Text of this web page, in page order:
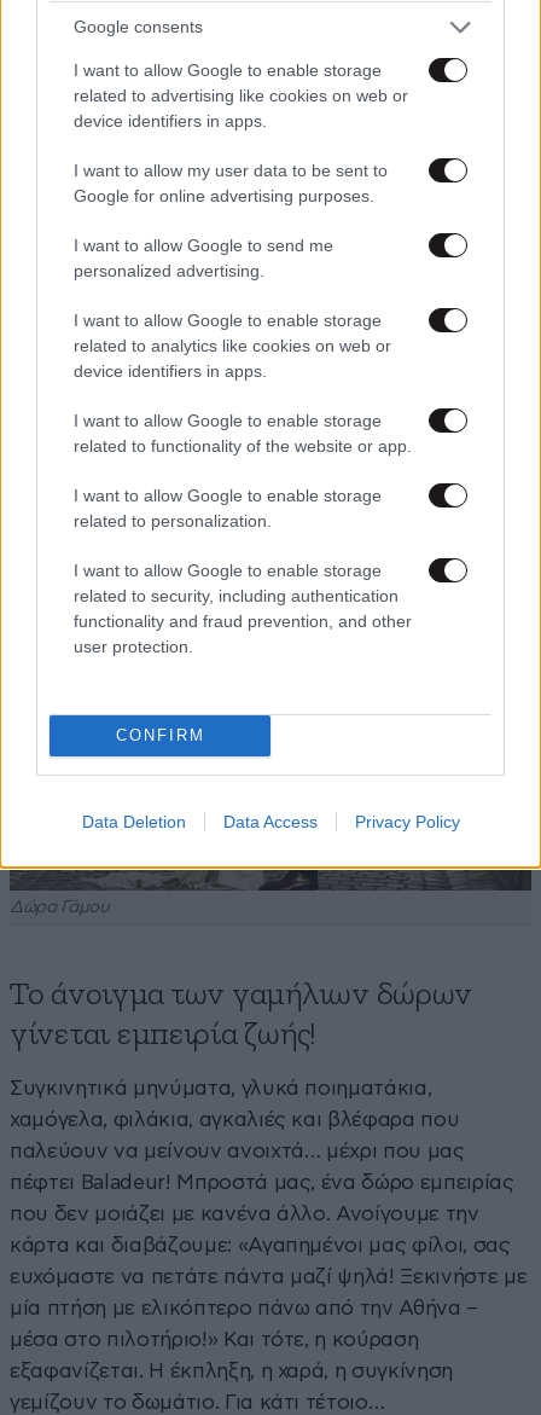
Google consents
I want to allow Google to enable storage
related to advertising like cookies on web or
device identifiers in apps.
I want to allow my user data to be sent to
Google for online advertising purposes.
I want to allow Google to send me
personalized advertising.
I want to allow Google to enable storage
related to analytics like cookies on web or
device identifiers in apps.
I want to allow Google to enable storage
related to functionality of the website or app.
I want to allow Google to enable storage
related to personalization.
I want to allow Google to enable storage
related to security, including authentication
functionality and fraud prevention, and other
user protection.
CONFIRM
Data Deletion Data Access Privacy Policy
Δώρο γάμου βόλτα με άλογα για 2 άτομα
Δώρα Γάμου
Το άνοιγμα των γαμήλιων δώρων
γίνεται εμπειρία ζωής!
Συγκινητικά μηνύματα, γλυκά ποιηματάκια,
χαμόγελα, φιλάκια, αγκαλιές και βλέφαρα που
παλεύουν να μείνουν ανοιχτά… μέχρι που μας
πέφτει Baladeur! Μπροστά μας, ένα δώρο εμπειρίας
που δεν μοιάζει με κανένα άλλο. Ανοίγουμε την
κάρτα και διαβάζουμε: «Αγαπημένοι μας φίλοι, σας
ευχόμαστε να πετάτε πάντα μαζί ψηλά! Ξεκινήστε με
μία πτήση με ελικόπτερο πάνω από την Αθήνα –
μέσα στο πιλοτήριο!» Και τότε, η κούραση
εξαφανίζεται. Η έκπληξη, η χαρά, η συγκίνηση
γεμίζουν το δωμάτιο. Για κάτι τέτοιο…